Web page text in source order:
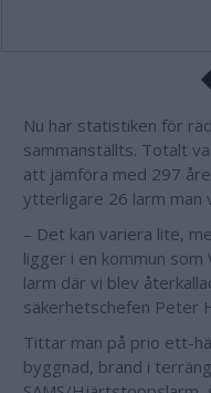
Nu har statistiken för
sammanställts. Totalt
att jämföra med 297
ytterligare 26 larm man
– Det kan variera lite,
ligger i en kommun
larm där vi blev
säkerhetschefen Peter
Tittar man på prio ett-
byggnad, brand i